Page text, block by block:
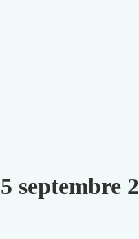
septembre